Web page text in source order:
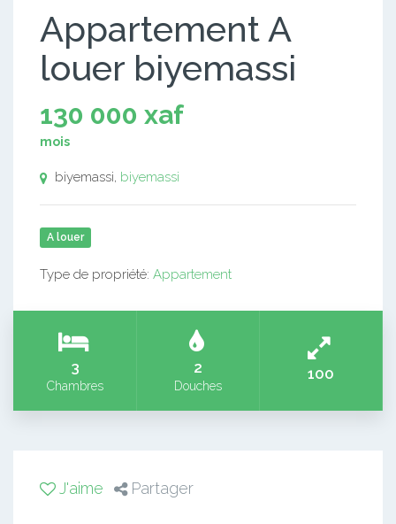
Appartement A
louer biyemassi
130 000 xaf
mois
biyemassi, biyemassi
A louer
Type de propriété: Appartement
3
Chambres
2
Douches
100
J'aime Partager